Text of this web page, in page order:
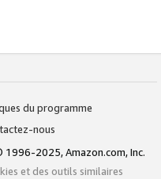
du programme
nous
1996-2025, Amazon.com, Inc.
et des outils similaires